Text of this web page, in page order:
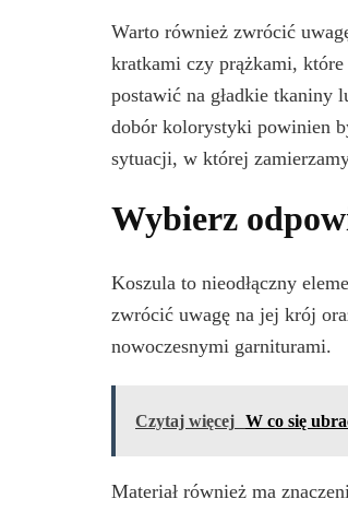
Warto również zwrócić
kratkami czy prążkami,
postawić na gładkie tkaniny
dobór kolorystyki powinien
sytuacji, w której
Wybierz
Koszula to nieodłączny
zwrócić uwagę na jej krój
nowoczesnymi garniturami.
Czytaj więcej W co się
Materiał również ma